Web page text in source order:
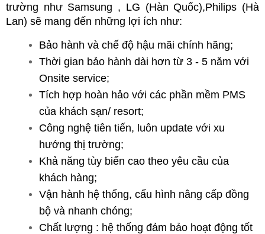
trường như Samsung , LG (Hàn Quốc),Philips (Hà
Lan) sẽ mang đến những lợi ích như:
Bảo hành và chế độ hậu mãi chính hãng;
Thời gian bảo hành dài hơn từ 3 - 5 năm với
Onsite service;
Tích hợp hoàn hảo với các phần mềm PMS
của khách sạn/ resort;
Công nghệ tiên tiến, luôn update với xu
hướng thị trường;
Khả năng tùy biến cao theo yêu cầu của
khách hàng;
Vận hành hệ thống, cấu hình nâng cấp đồng
bộ và nhanh chóng;
Chất lượng : hệ thống đảm bảo hoạt động tốt